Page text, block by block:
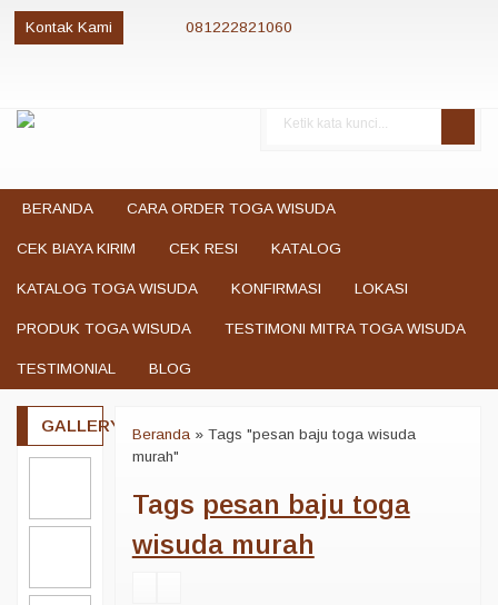
Kontak Kami 081222821060
081222821060
BERANDA
CARA ORDER TOGA WISUDA
CEK BIAYA KIRIM CEK RESI KATALOG
KATALOG TOGA WISUDA KONFIRMASI LOKASI
PRODUK TOGA WISUDA TESTIMONI MITRA TOGA WISUDA
TESTIMONIAL BLOG
Beranda» Tags "pesan baju toga wisuda
murah"
Tags pesan baju toga
wisuda murah
GALLERY